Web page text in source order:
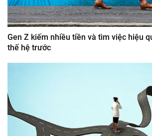
Gen Z kiếm nhiều tiền và tìm việc hiệu
thế hệ trước